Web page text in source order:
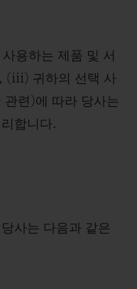
용하는 제품 및 서
(iii) 귀하의 선택 사
련)에 따라 당사는
합니다.
사는 다음과 같은